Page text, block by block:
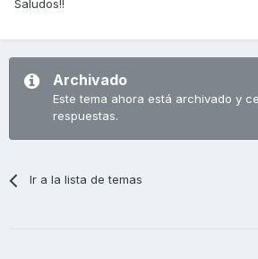
Saludos!!
Archivado
Este tema ahora está archivado y
respuestas.
Ir a la lista de temas